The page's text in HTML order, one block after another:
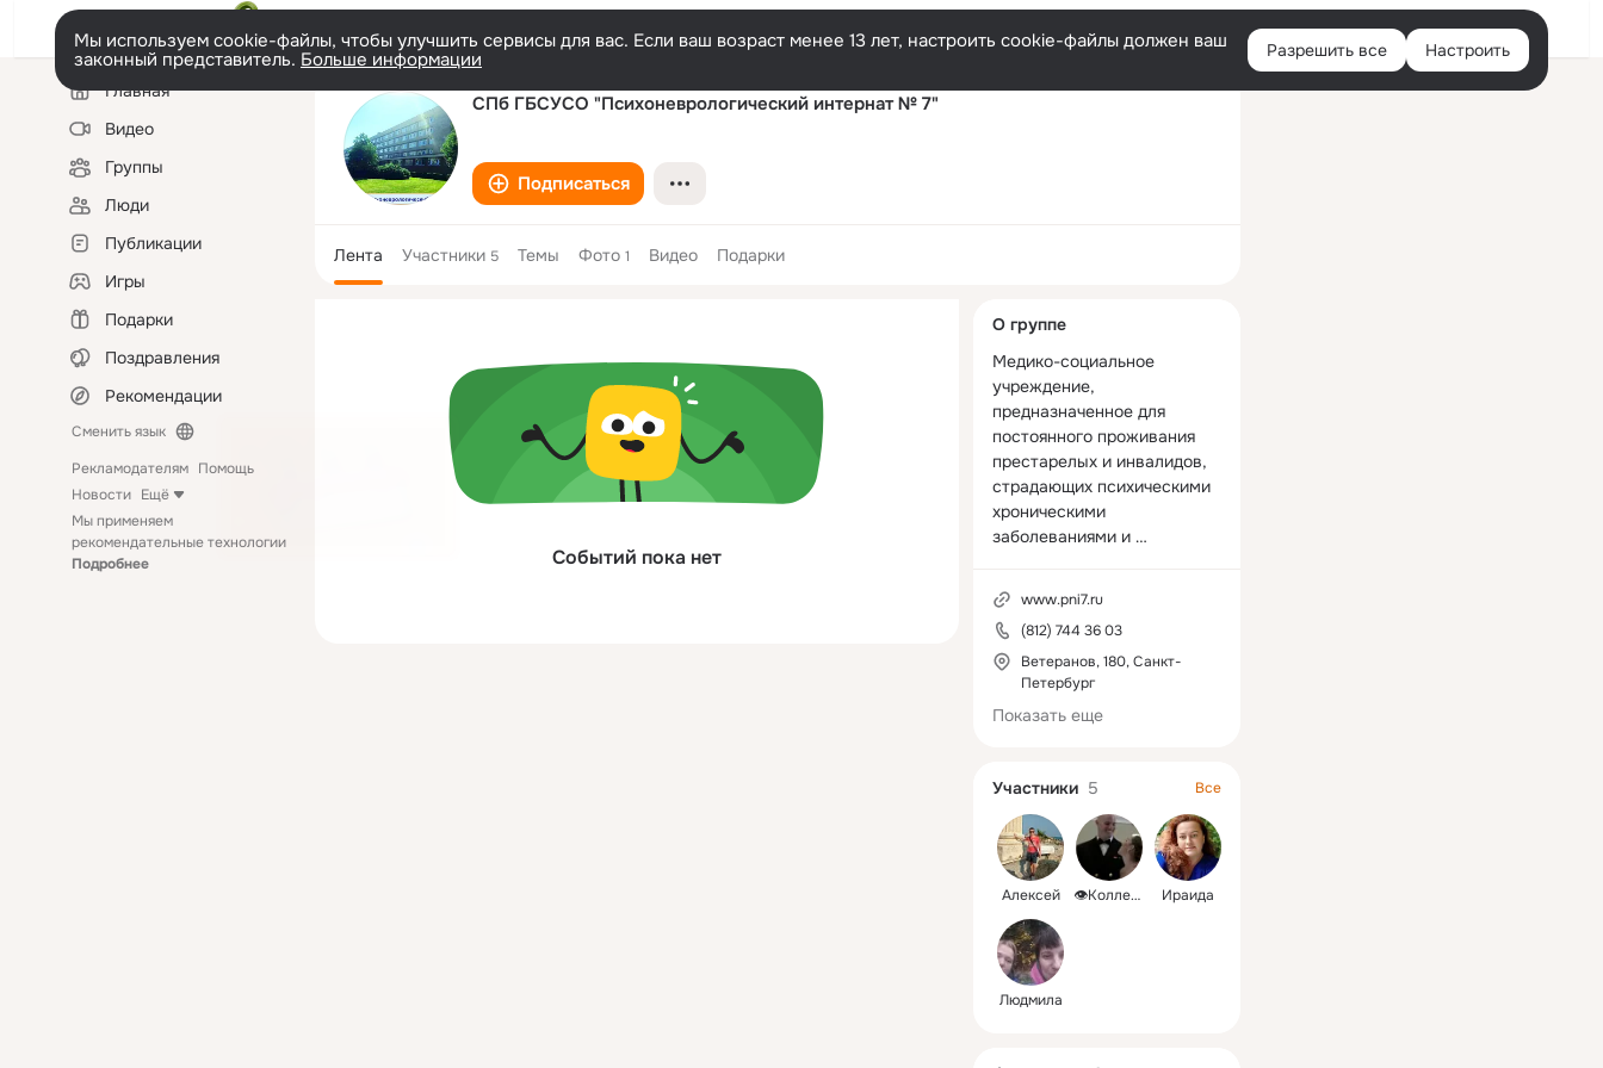
Войти
Мы используем cookie-файлы, чтобы улучшить сервисы для вас. Если ваш возраст менее 13 лет, настроить cookie-файлы должен ваш
законный представитель. Больше информации Разрешить все Настроить
Левая
колонкаГлавная
Видео
Группы
Люди
Публикации
Игры
Подарки
Поздравления
Рекомендации
Сменить язык
Рекламодателям Помощь
Новости Ещё
Мы применяем
рекомендательные технологии
Подробнее
СПб ГБСУСО "Психоневрологический интернат № 7"
Подписаться
Лента Участники 5 Темы Фото 1 Видео Подарки
Событий пока нет
колонка
О группе
Медико-социальное
учреждение,
предназначенное для
постоянного проживания
престарелых и инвалидов,
страдающих психическими
хроническими
заболеваниями и
уходе и медицинском
обслуживании.
www.pni7.ru
(812) 744 36 03
Ветеранов, 180, Санкт-
Петербург
Показать еще
Участники 5 Все
Алексей 👁️Коллективные❗ Ираида
Людмила